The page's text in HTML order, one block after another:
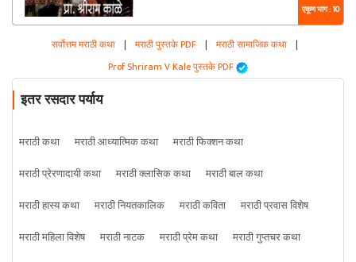
एकूण भाग : 10
सर्वोत्तम मराठी कथा | मराठी पुस्तके PDF | मराठी सामाजिक कथा |
Prof Shriram V Kale पुस्तके PDF
इतर रसदार पर्याय
मराठी कथा मराठी आध्यात्मिक कथा
मराठी फिक्शन कथा
मराठी प्रेरणादायी कथा
मराठी क्लासिक कथा
मराठी बाल कथा
मराठी हास्य कथा
मराठी नियतकालिक मराठी कविता
मराठी प्रवास विशेष
मराठी महिला विशेष
मराठी नाटक मराठी प्रेम कथा
मराठी गुप्तचर कथा